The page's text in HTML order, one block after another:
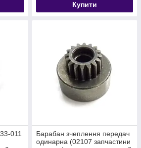
Купити
011
Барабан зчеплення передач
одинарна (02107 запчастини